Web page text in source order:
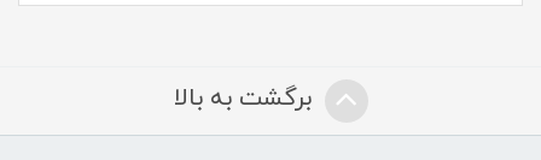
برگشت به بالا